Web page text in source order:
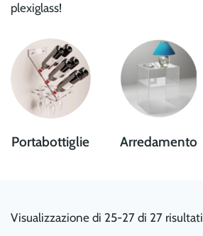
plexiglass!
Portabottiglie Arredamento
Visualizzazione di 25-27 di 27 risultati